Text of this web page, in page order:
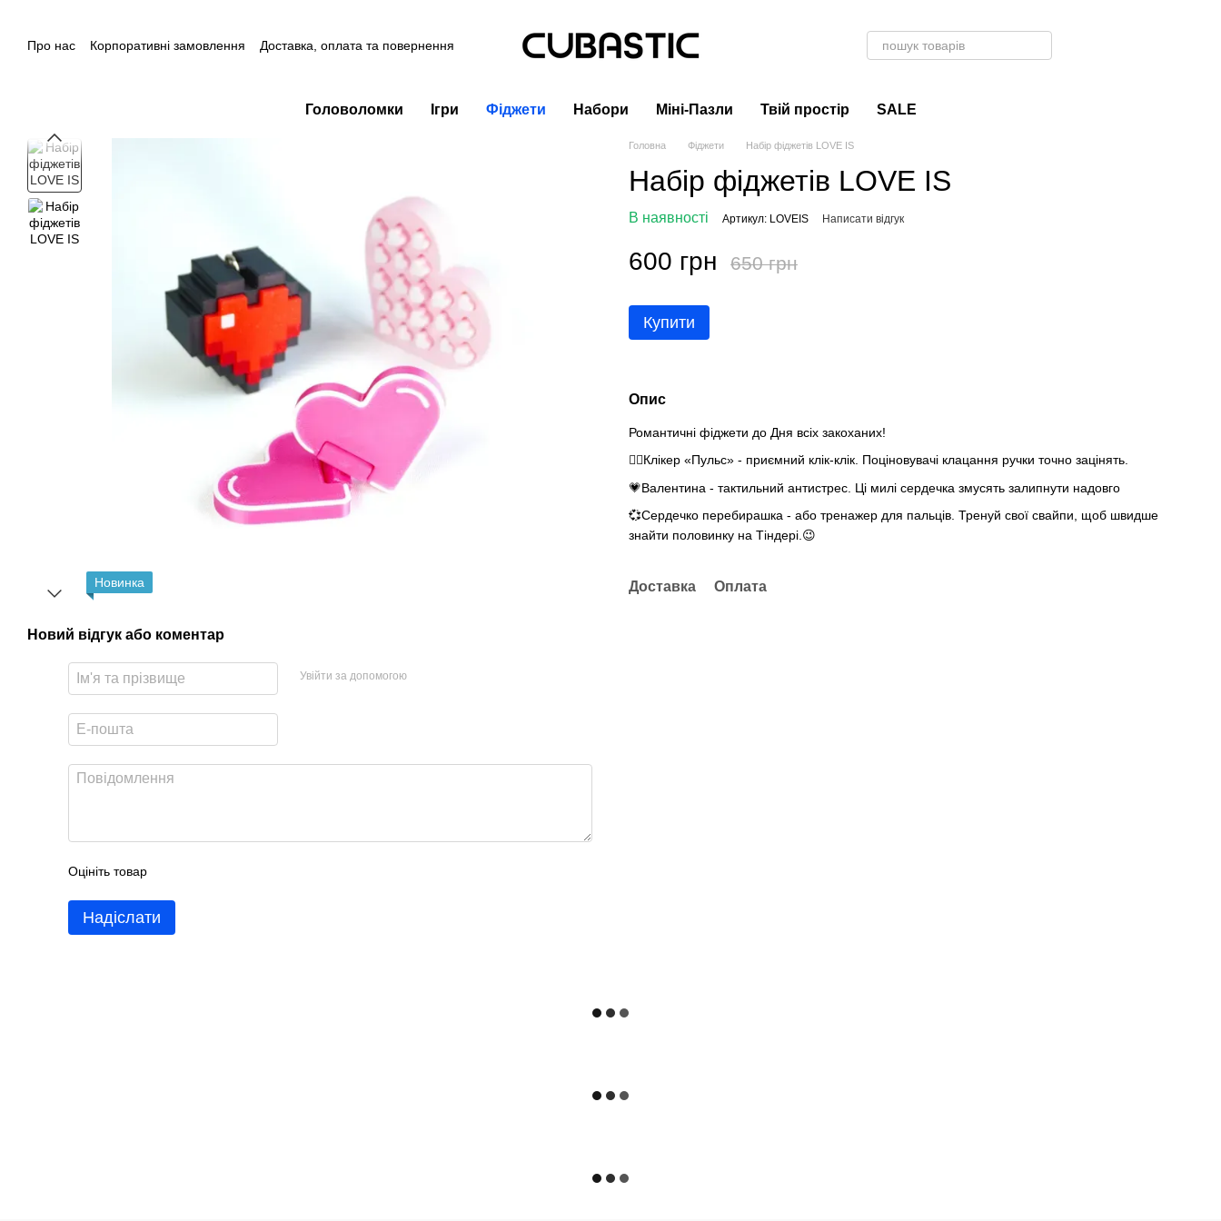
Про нас Корпоративні замовлення
Доставка, оплата та повернення
Головоломки Ігри Фіджети Набори Міні-Пазли Твій простір SALE
Новинка
Новий відгук або коментар
Увійти за допомогою
Оцініть товар
Надіслати
Головна Фіджети Набір фіджетів LOVE IS
Набір фіджетів LOVE IS
В наявності Артикул: LOVEIS Написати відгук
600 грн 650 грн
Купити
Опис
Романтичні фіджети до Дня всіх закоханих!
❤️‍🔥Клікер «Пульс» - приємний клік-клік. Поціновувачі клацання ручки точно зацінять.
💗Валентина - тактильний антистрес. Ці милі сердечка змусять залипнути надовго
💞Сердечко перебирашка - або тренажер для пальців. Тренуй свої свайпи, щоб швидше
знайти половинку на Тіндері.😉
Доставка Оплата